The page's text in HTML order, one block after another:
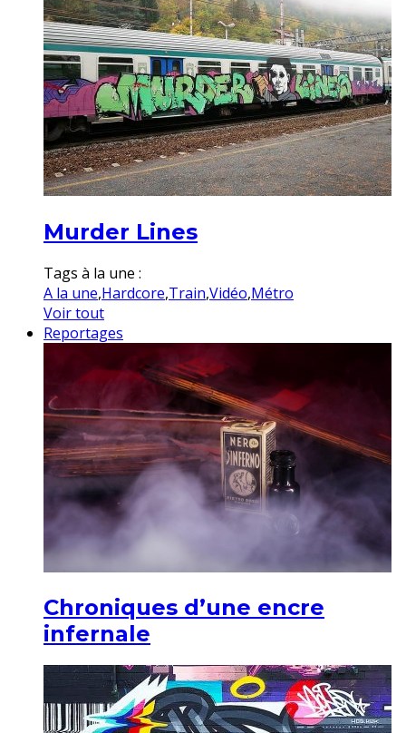
Murder Lines
Tags à la une :
A la une,Hardcore,Train,Vidéo,Métro
Voir tout
Reportages
Chroniques d’une encre
infernale